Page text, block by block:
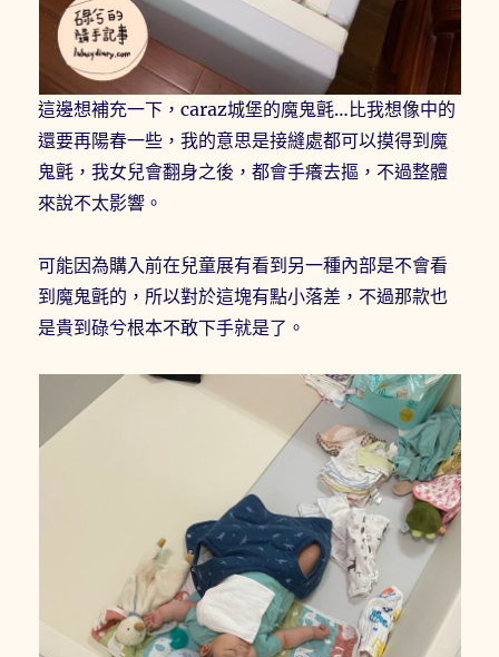
這邊想補充一下，caraz城堡的魔鬼氈…比我想像中的
還要再陽春一些，我的意思是接縫處都可以摸得到魔
鬼氈，我女兒會翻身之後，都會手癢去摳，不過整體
來說不太影響。
可能因為購入前在兒童展有看到另一種內部是不會看
到魔鬼氈的，所以對於這塊有點小落差，不過那款也
是貴到碌兮根本不敢下手就是了。